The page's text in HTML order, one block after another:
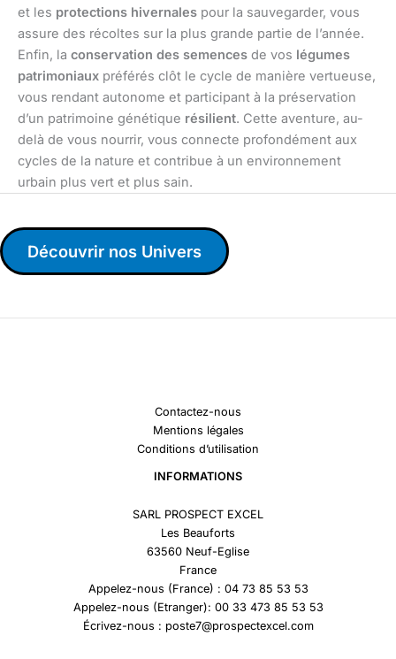
et les protections hivernales pour la sauvegarder, vous
assure des récoltes sur la plus grande partie de l’année.
Enfin, la conservation des semences de vos légumes
patrimoniaux préférés clôt le cycle de manière vertueuse,
vous rendant autonome et participant à la préservation
d’un patrimoine génétique résilient. Cette aventure, au-
delà de vous nourrir, vous connecte profondément aux
cycles de la nature et contribue à un environnement
urbain plus vert et plus sain.
Découvrir nos Univers
Contactez-nous
Mentions légales
Conditions d’utilisation
INFORMATIONS
SARL PROSPECT EXCEL
Les Beauforts
63560 Neuf-Eglise
France
Appelez-nous (France) : 04 73 85 53 53
Appelez-nous (Etranger): 00 33 473 85 53 53
Écrivez-nous : poste7@prospectexcel.com